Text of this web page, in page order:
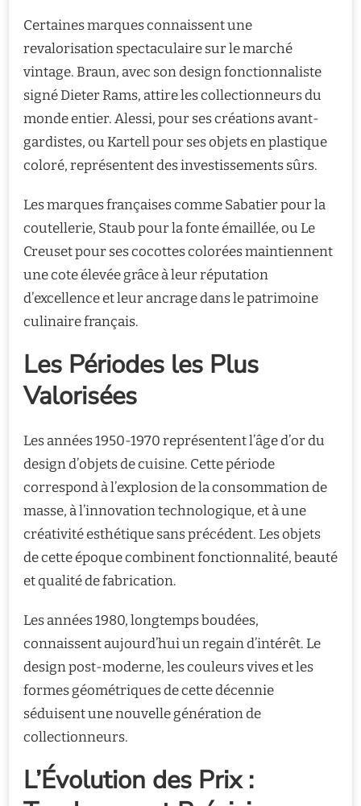
Certaines marques connaissent une
revalorisation spectaculaire sur le marché
vintage. Braun, avec son design fonctionnaliste
signé Dieter Rams, attire les collectionneurs du
monde entier. Alessi, pour ses créations avant-
gardistes, ou Kartell pour ses objets en plastique
coloré, représentent des investissements sûrs.
Les marques françaises comme Sabatier pour la
coutellerie, Staub pour la fonte émaillée, ou Le
Creuset pour ses cocottes colorées maintiennent
une cote élevée grâce à leur réputation
d’excellence et leur ancrage dans le patrimoine
culinaire français.
Les Périodes les Plus
Valorisées
Les années 1950-1970 représentent l’âge d’or du
design d’objets de cuisine. Cette période
correspond à l’explosion de la consommation de
masse, à l’innovation technologique, et à une
créativité esthétique sans précédent. Les objets
de cette époque combinent fonctionnalité, beauté
et qualité de fabrication.
Les années 1980, longtemps boudées,
connaissent aujourd’hui un regain d’intérêt. Le
design post-moderne, les couleurs vives et les
formes géométriques de cette décennie
séduisent une nouvelle génération de
collectionneurs.
L’Évolution des Prix :